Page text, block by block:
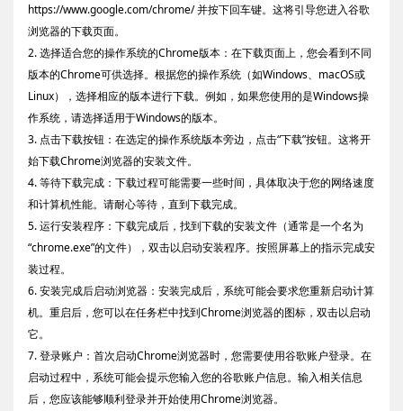
https://www.google.com/chrome/ 并按下回车键。这将引导您进入谷歌
浏览器的下载页面。
2. 选择适合您的操作系统的Chrome版本：在下载页面上，您会看到不同
版本的Chrome可供选择。根据您的操作系统（如Windows、macOS或
Linux），选择相应的版本进行下载。例如，如果您使用的是Windows操
作系统，请选择适用于Windows的版本。
3. 点击下载按钮：在选定的操作系统版本旁边，点击“下载”按钮。这将开
始下载Chrome浏览器的安装文件。
4. 等待下载完成：下载过程可能需要一些时间，具体取决于您的网络速度
和计算机性能。请耐心等待，直到下载完成。
5. 运行安装程序：下载完成后，找到下载的安装文件（通常是一个名为
“chrome.exe”的文件），双击以启动安装程序。按照屏幕上的指示完成安
装过程。
6. 安装完成后启动浏览器：安装完成后，系统可能会要求您重新启动计算
机。重启后，您可以在任务栏中找到Chrome浏览器的图标，双击以启动
它。
7. 登录账户：首次启动Chrome浏览器时，您需要使用谷歌账户登录。在
启动过程中，系统可能会提示您输入您的谷歌账户信息。输入相关信息
后，您应该能够顺利登录并开始使用Chrome浏览器。